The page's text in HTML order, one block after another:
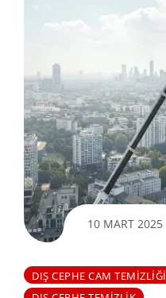
10 MART 2025
DIŞ CEPHE CAM TEMIZLIĞI